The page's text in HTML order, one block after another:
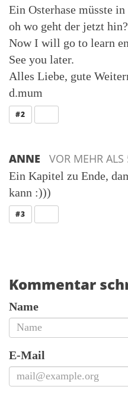
Ein Osterhase müsste
oh wo geht der jetzt hin?
Now I will go to learn
See you later.
Alles Liebe, gute
d.mum
#2
ANNE VOR MEHR ALS
Ein Kapitel zu Ende,
kann :)))
#3
Kommentar
Name
E-Mail